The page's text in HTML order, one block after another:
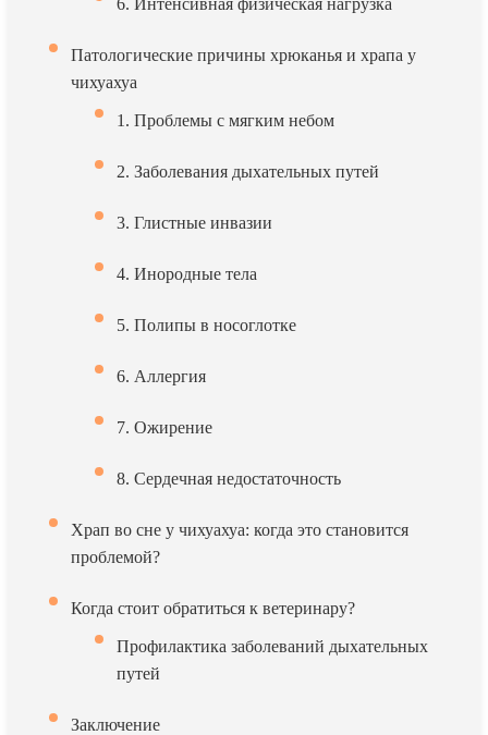
6. Интенсивная физическая нагрузка
Патологические причины хрюканья и храпа у
чихуахуа
1. Проблемы с мягким небом
2. Заболевания дыхательных путей
3. Глистные инвазии
4. Инородные тела
5. Полипы в носоглотке
6. Аллергия
7. Ожирение
8. Сердечная недостаточность
Храп во сне у чихуахуа: когда это становится
проблемой?
Когда стоит обратиться к ветеринару?
Профилактика заболеваний дыхательных
путей
Заключение